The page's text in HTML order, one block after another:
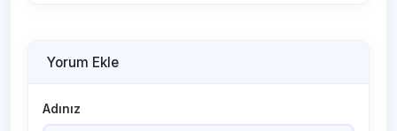
Yorum Ekle
Adınız